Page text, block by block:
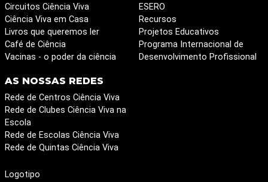
Circuitos Ciência Viva
Ciência Viva em Casa
Livros que queremos ler
Café de Ciência
Vacinas - o poder da ciência
ESERO
Recursos
Projetos Educativos
Programa Internacional de
Desenvolvimento Profissional
AS NOSSAS REDES
Rede de Centros Ciência Viva
Rede de Clubes Ciência Viva na
Escola
Rede de Escolas Ciência Viva
Rede de Quintas Ciência Viva
Logotipo